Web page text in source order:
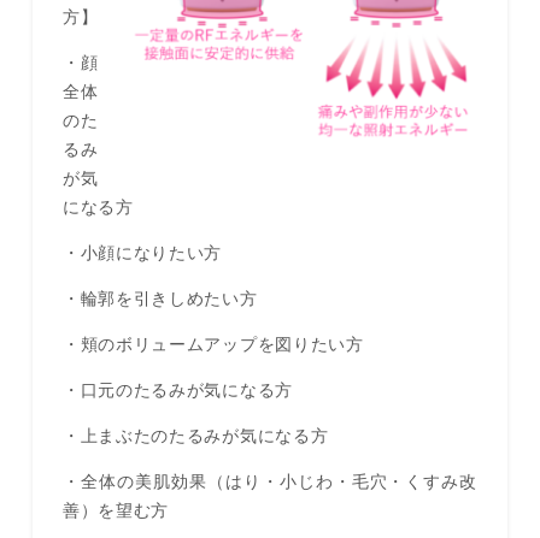
方】
・顔
全体
のた
るみ
が気
になる方
・小顔になりたい方
・輪郭を引きしめたい方
・頬のボリュームアップを図りたい方
・口元のたるみが気になる方
・上まぶたのたるみが気になる方
・全体の美肌効果（はり・小じわ・毛穴・くすみ改
善）を望む方